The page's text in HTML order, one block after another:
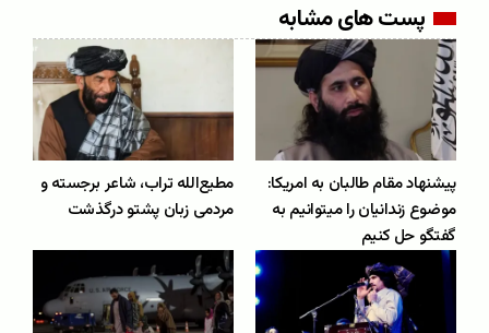
پست های مشابه
پیشنهاد مقام طالبان به امریکا:
موضوع زندانیان را میتوانیم به
گفتگو حل کنیم
مطیع‌الله تراب، شاعر برجسته و
مردمی زبان پشتو درگذشت